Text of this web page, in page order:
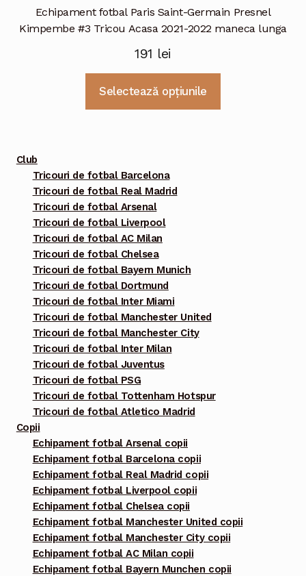
Echipament fotbal Paris Saint-Germain Presnel
Kimpembe #3 Tricou Acasa 2021-2022 maneca lunga
191 lei
Selectează opțiunile
Club
Tricouri de fotbal Barcelona
Tricouri de fotbal Real Madrid
Tricouri de fotbal Arsenal
Tricouri de fotbal Liverpool
Tricouri de fotbal AC Milan
Tricouri de fotbal Chelsea
Tricouri de fotbal Bayern Munich
Tricouri de fotbal Dortmund
Tricouri de fotbal Inter Miami
Tricouri de fotbal Manchester United
Tricouri de fotbal Manchester City
Tricouri de fotbal Inter Milan
Tricouri de fotbal Juventus
Tricouri de fotbal PSG
Tricouri de fotbal Tottenham Hotspur
Tricouri de fotbal Atletico Madrid
Copii
Echipament fotbal Arsenal copii
Echipament fotbal Barcelona copii
Echipament fotbal Real Madrid copii
Echipament fotbal Liverpool copii
Echipament fotbal Chelsea copii
Echipament fotbal Manchester United copii
Echipament fotbal Manchester City copii
Echipament fotbal AC Milan copii
Echipament fotbal Bayern Munchen copii